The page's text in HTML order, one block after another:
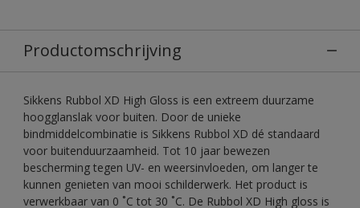
Productomschrijving
Sikkens Rubbol XD High Gloss is een extreem duurzame
hoogglanslak voor buiten. Door de unieke
bindmiddelcombinatie is Sikkens Rubbol XD dé standaard
voor buitenduurzaamheid. Tot 10 jaar bewezen
bescherming tegen UV- en weersinvloeden, om langer te
kunnen genieten van mooi schilderwerk. Het product is
verwerkbaar van 0 ˚C tot 30 ˚C. De Rubbol XD High gloss is